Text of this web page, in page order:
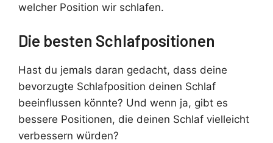
welcher Position wir schlafen.
Die besten Schlafpositionen
Hast du jemals daran gedacht, dass deine
bevorzugte Schlafposition deinen Schlaf
beeinflussen könnte? Und wenn ja, gibt es
bessere Positionen, die deinen Schlaf vielleicht
verbessern würden?